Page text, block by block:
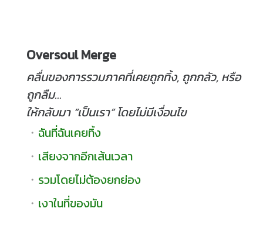
Oversoul Merge
คลื่นของการรวมภาคที่เคยถูกทิ้ง, ถูกกลัว, หรือ
ถูกลืม…
ให้กลับมา “เป็นเรา” โดยไม่มีเงื่อนไข
・ ฉันที่ฉันเคยทิ้ง
・ เสียงจากอีกเส้นเวลา
・ รวมโดยไม่ต้องยกย่อง
・ เงาในที่ของมัน